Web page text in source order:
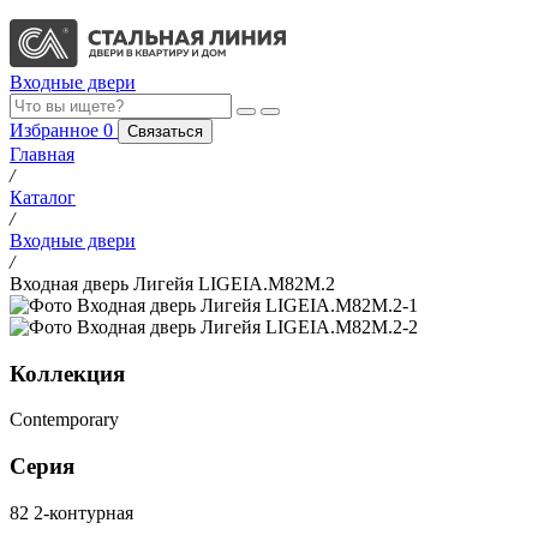
Входные двери
Избранное 0 Связаться
Главная
/
Каталог
/
Входные двери
/
Входная дверь Лигейя LIGEIA.M82M.2
Коллекция
Contemporary
Серия
82 2-контурная